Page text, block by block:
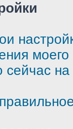
моего
сейчас на